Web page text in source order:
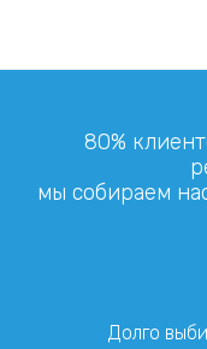
80%
мы собираем
Долго